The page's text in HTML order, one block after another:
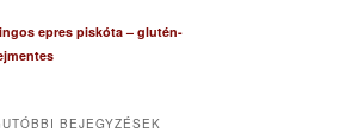
epres piskóta – glutén-
BEJEGYZÉSEK